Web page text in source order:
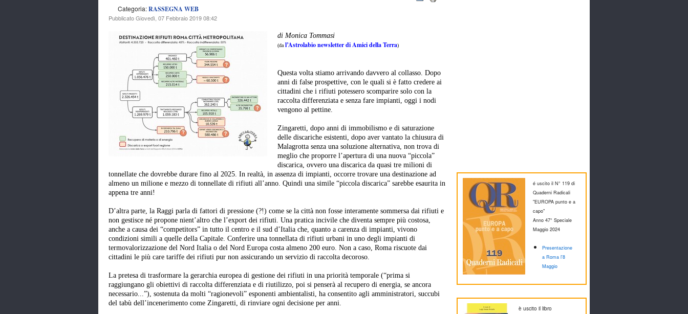
Categoria:RASSEGNA WEB
Pubblicato Giovedì, 07 Febbraio 2019 08:42
di Monica Tommasi
(dal’Astrolabio newsletter di Amici della Terra)
Questa volta stiamo arrivando davvero al collasso. Dopo
anni di false prospettive, con le quali si è fatto credere ai
cittadini che i rifiuti potessero scomparire solo con la
raccolta differenziata e senza fare impianti, oggi i nodi
vengono al pettine.
Zingaretti, dopo anni di immobilismo e di saturazione
delle discariche esistenti, dopo aver vantato la chiusura di
Malagrotta senza una soluzione alternativa, non trova di
meglio che proporre l’apertura di una nuova “piccola”
discarica, ovvero una discarica da quasi tre milioni di
tonnellate che dovrebbe durare fino al 2025. In realtà, in assenza di impianti, occorre trovare una destinazione ad
almeno un milione e mezzo di tonnellate di rifiuti all’anno. Quindi una simile “piccola discarica” sarebbe esaurita in
appena tre anni!
D’altra parte, la Raggi parla di fattori di pressione (?!) come se la città non fosse interamente sommersa dai rifiuti e
non gestisce né propone nient’altro che l’export dei rifiuti. Una pratica incivile che diventa sempre più costosa,
anche a causa dei “competitors” in tutto il centro e il sud d’Italia che, quanto a carenza di impianti, vivono
condizioni simili a quelle della Capitale. Conferire una tonnellata di rifiuti urbani in uno degli impianti di
termovalorizzazione del Nord Italia o del Nord Europa costa almeno 200 euro. Non a caso, Roma riscuote dai
cittadini le più care tariffe dei rifiuti pur non assicurando un servizio di raccolta decoroso.
La pretesa di trasformare la gerarchia europea di gestione dei rifiuti in una priorità temporale (“prima si
raggiungano gli obiettivi di raccolta differenziata e di riutilizzo, poi si penserà al recupero di energia, se ancora
necessario...”), sostenuta da molti “ragionevoli” esponenti ambientalisti, ha consentito agli amministratori, succubi
del tabù dell’incenerimento come Zingaretti, di rinviare ogni decisione per anni.
é uscito il N° 119 di
Quaderni Radicali
"EUROPA punto e a
capo"
Anno 47° Speciale
Maggio 2024
Presentazione
a Roma l'8
Maggio
è uscito il libro